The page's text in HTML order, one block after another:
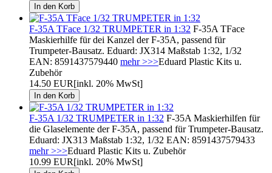
F-35A TFace 1/32 TRUMPETER in 1:32 F-35A TFace
Maskierhilfe für dei Kanzel der F-35A, passend für
Trumpeter-Bausatz. Eduard: JX314 Maßstab 1:32, 1/32
EAN: 8591437579440 mehr >>>Eduard Plastic Kits u.
Zubehör
14.50 EUR[inkl. 20% MwSt]
F-35A 1/32 TRUMPETER in 1:32 F-35A Maskierhilfen für
die Glaselemente der F-35A, passend für Trumpeter-Bausatz.
Eduard: JX313 Maßstab 1:32, 1/32 EAN: 8591437579433
mehr >>>Eduard Plastic Kits u. Zubehör
10.99 EUR[inkl. 20% MwSt]